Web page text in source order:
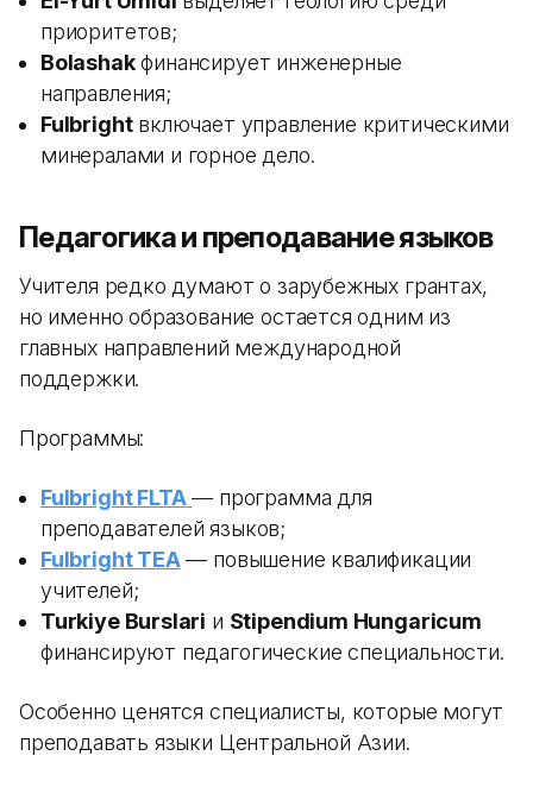
приоритетов;
Bolashakфинансирует инженерные
направления;
Fulbrightвключает управление критическими
минералами и горное дело.
Педагогика и преподавание языков
Учителя редко думают о зарубежных грантах,
но именно образование остается одним из
главных направлений международной
поддержки.
Программы:
Fulbright FLTA — программа для
преподавателей языков;
Fulbright TEA— повышение квалификации
учителей;
Turkiye Burslari и Stipendium Hungaricum
финансируют педагогические специальности.
Особенно ценятся специалисты, которые могут
преподавать языки Центральной Азии.